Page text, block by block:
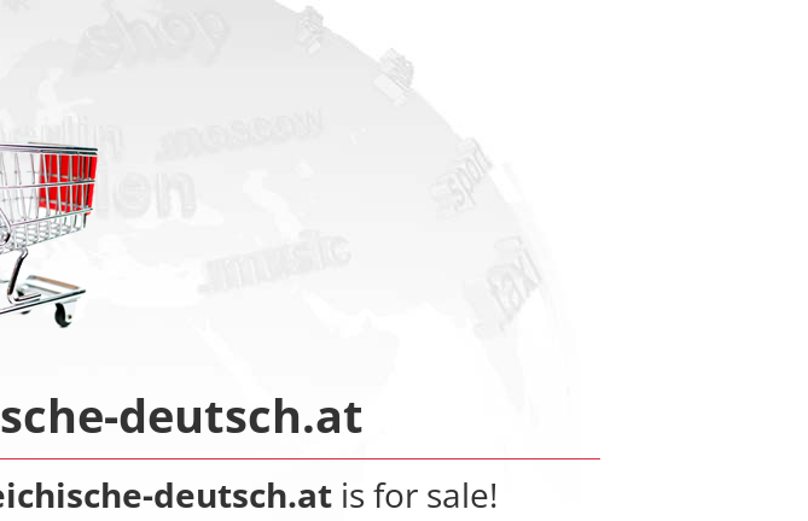
deutsch.at
deutsch.atis for sale!